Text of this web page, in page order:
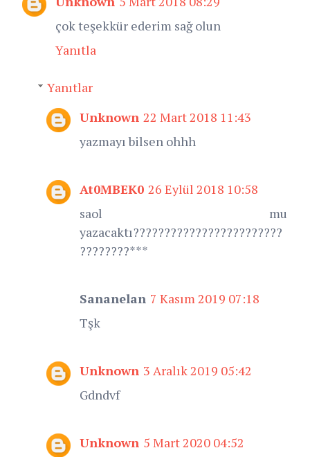
çok teşekkür ederim sağ olun
Yanıtla
Yanıtlar
Unknown 22 Mart 2018 11:43
yazmayı bilsen ohhh
At0MBEK0 26 Eylül 2018 10:58
saol mu
yazacaktı????????????????????????
????????***
Sananelan 7 Kasım 2019 07:18
Tşk
Unknown 3 Aralık 2019 05:42
Gdndvf
Unknown 5 Mart 2020 04:52